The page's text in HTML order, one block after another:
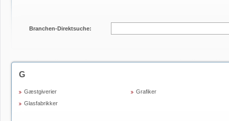
Branchen-Direktsuche:
G
Gæstgiverier
Glasfabrikker
Grafiker